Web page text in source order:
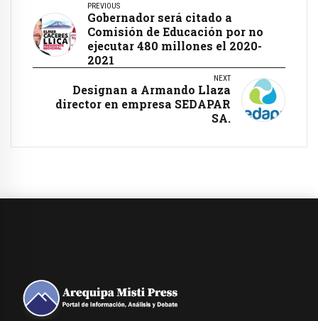
PREVIOUS
Gobernador será citado a
Comisión de Educación por no
ejecutar 480 millones el 2020-
2021
NEXT
Designan a Armando Llaza
director en empresa SEDAPAR
SA.